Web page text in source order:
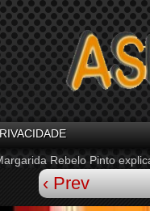
Rebelo Pinto
‹ Prev